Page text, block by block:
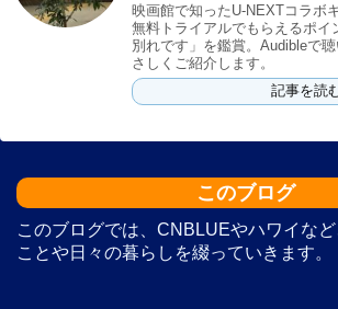
映画館で知ったU-NEXTコラボ
無料トライアルでもらえるポイ
別れです」を鑑賞。Audibleで
さしくご紹介します。
記事を読
このブログ
このブログでは、CNBLUEやハワイな
ことや日々の暮らしを綴っていきます。